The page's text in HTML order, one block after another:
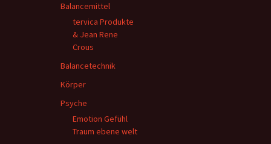
Balancemittel
tervica Produkte
& Jean Rene
Crous
Balancetechnik
Körper
Psyche
Emotion Gefühl
Traum ebene welt